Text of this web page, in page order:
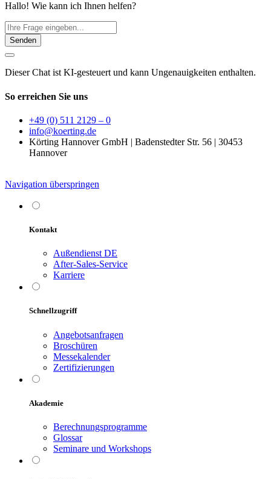
Hallo! Wie kann ich Ihnen helfen?
Senden
Dieser Chat ist KI-gesteuert und kann Ungenauigkeiten enthalten.
So erreichen Sie uns
+49 (0) 511 2129 – 0
info@koerting.de
Körting Hannover GmbH | Badenstedter Str. 56 | 30453
Hannover
Navigation überspringen
Kontakt
Außendienst DE
After-Sales-Service
Karriere
Schnellzugriff
Angebotsanfragen
Broschüren
Messekalender
Zertifizierungen
Akademie
Berechnungsprogramme
Glossar
Seminare und Workshops